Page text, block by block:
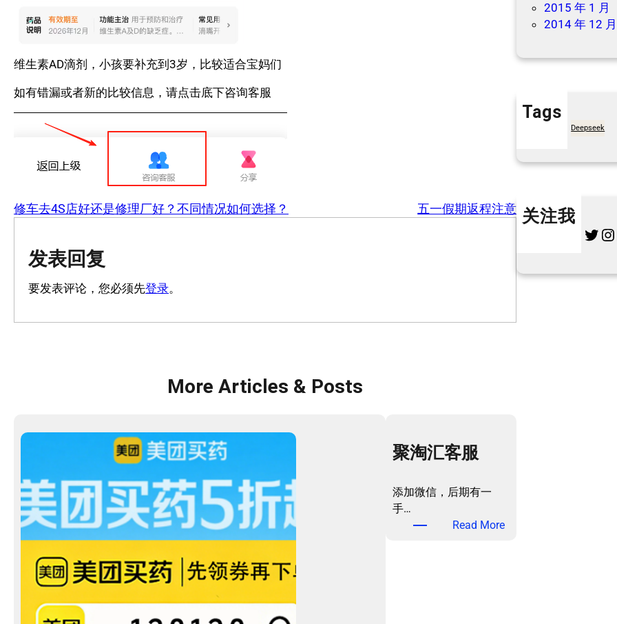
维生素AD滴剂，小孩要补充到3岁，比较适合宝妈们
如有错漏或者新的比较信息，请点击底下咨询客服
修车去4S店好还是修理厂好？不同情况如何选择？ 五一假期返程注意
发表回复
要发表评论，您必须先登录。
More Articles & Posts
聚淘汇客服
添加微信，后期有一
手…
Read More：
2015 年 1 月
2014 年 12 月
Tags
Deepseek
关注我
Twitter Instagram